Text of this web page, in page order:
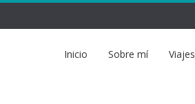
Inicio Sobre mí Viajes